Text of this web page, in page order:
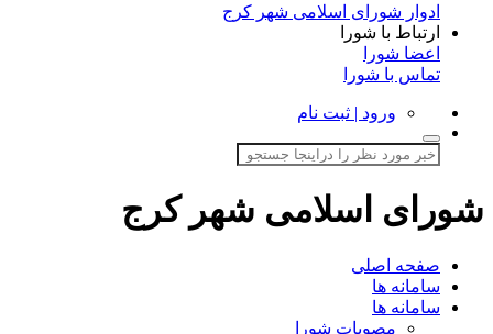
ادوار شورای اسلامی شهر کرج
ارتباط با شورا
اعضا شورا
تماس با شورا
ورود | ثبت نام
شورای اسلامی شهر کرج
صفحه اصلی
سامانه ها
سامانه ها
مصوبات شورا